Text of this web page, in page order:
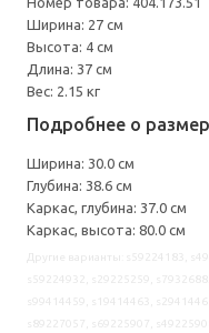
Ширина: 27 см
Высота: 4 см
Длина: 37 см
Вес: 2.15 кг
Подробнее о
Ширина: 30.0 см
Глубина: 38.6 см
Каркас, глубина: 37.0 см
Каркас, высота: 80.0 см